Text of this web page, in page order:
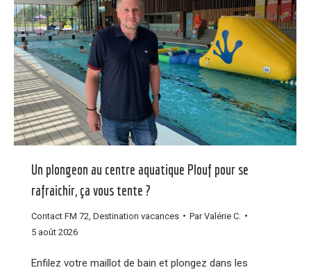
Un plongeon au centre aquatique Plouf pour se
rafraichir, ça vous tente ?
Contact FM 72 Destination vacances ParValérie C.
5 août 2026
Enfilez votre maillot de bain et plongez dans les